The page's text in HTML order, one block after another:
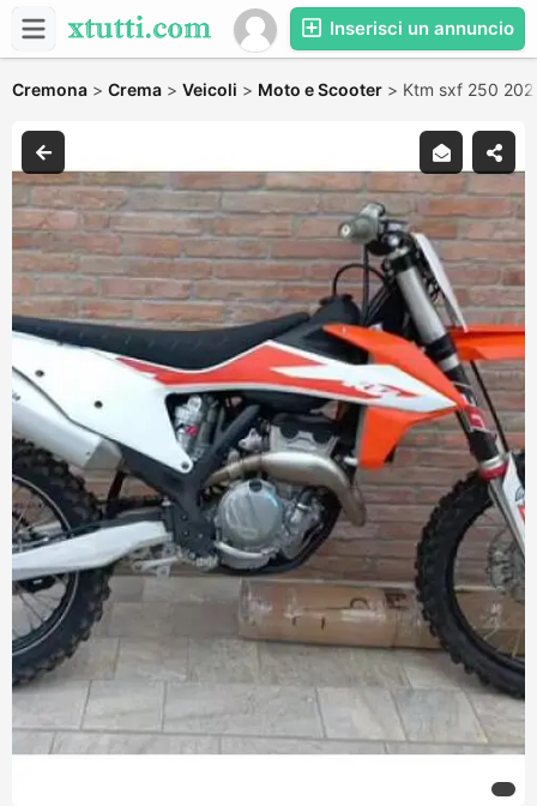
Inserisci un annuncio
Cremona > Crema > Veicoli > Moto e Scooter > Ktm sxf 250